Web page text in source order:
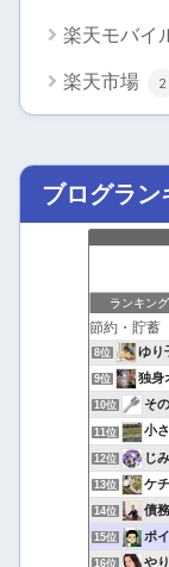
楽天モバイ
楽天市場 2
ブログラン
ランキング
8位 ゆり
9位 独身
10位 そ
11位 小
12位 じ
13位 ケ
14位 債務
15位 ポ
16位 や